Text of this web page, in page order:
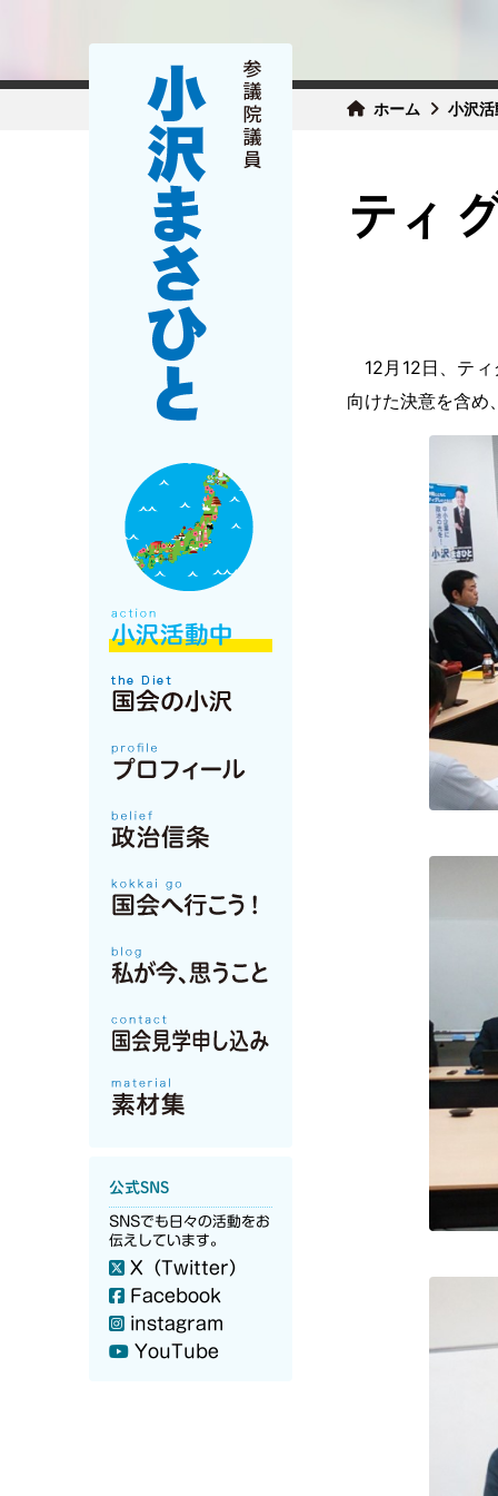
ホーム 小沢
公式SNS
SNSでも日々の活動をお
伝えしています。
X（Twitter）
Facebook
instagram
YouTube
ティ
12月12日、ティ
向けた決意を含め